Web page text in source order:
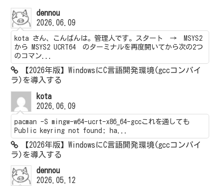
dennou
2026.06.09
kota さん、こんばんは。管理人です。スタート → MSYS2
から MSYS2 UCRT64 のターミナルを再度開いてから次の2つ
のコマン...
【2026年版】WindowsにC言語開発環境(gccコンパイ
ラ)を導入する
kota
2026.06.09
pacman -S mingw-w64-ucrt-x86_64-gccこれを通しても
Public keyring not found; ha...
【2026年版】WindowsにC言語開発環境(gccコンパイ
ラ)を導入する
dennou
2026.05.12